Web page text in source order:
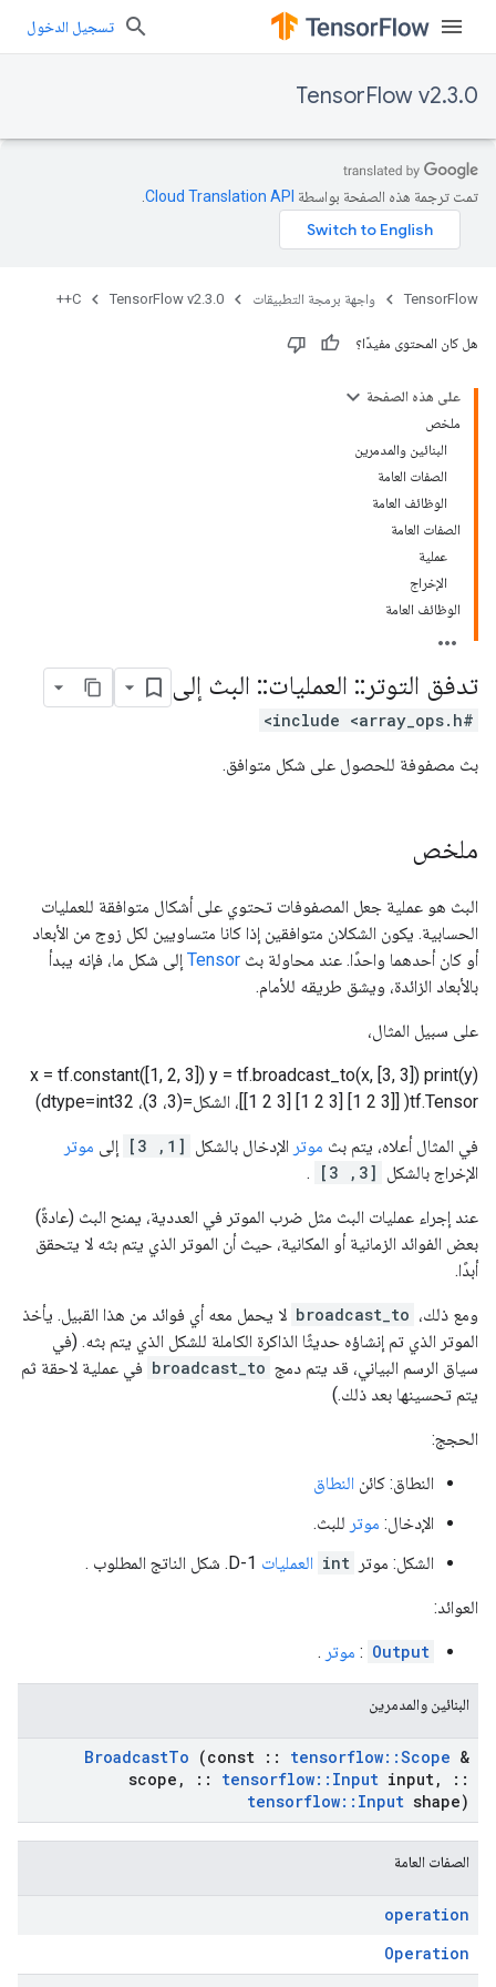
تسجيل الدخول
TensorFlow v2.3.0
تمت ترجمة هذه الصفحة بواسطة Cloud Translation API‏
TensorFlow واجهة برمجة التطبيقات TensorFlow v2.3.0
C++
هل كان المحتوى مفيدًا؟
على هذه الصفحة
ملخص
البنائين والمدمرين
الصفات العامة
الوظائف العامة
الصفات العامة
عملية
الإخراج
الوظائف العامة
تدفق التوتر :: العمليات:: البث إلى
#include <array_ops.h>
بث مصفوفة للحصول على شكل متوافق.
ملخص
البث هو عملية جعل المصفوفات تحتوي على أشكال متوافقة للعمليات
الحسابية. يكون الشكلان متوافقين إذا كانا متساويين لكل زوج من الأبعاد
أو كان أحدهما واحدًا. عند محاولة بث Tensor إلى شكل ما، فإنه يبدأ
بالأبعاد الزائدة، ويشق طريقه للأمام.
على سبيل المثال،
x = tf.constant([1, 2, 3]) y = tf.broadcast_to(x, [3, 3]) print(y)
tf.Tensor( [[1 2 3] [1 2 3] [1 2 3]]، الشكل=(3، 3)، dtype=int32)
في المثال أعلاه، يتم بث موتر الإدخال بالشكل [1, 3] إلى موتر
الإخراج بالشكل [3, 3]
.
عند إجراء عمليات البث مثل ضرب الموتر في العددية، يمنح البث (عادةً)
بعض الفوائد الزمانية أو المكانية، حيث أن الموتر الذي يتم بثه لا يتحقق
أبدًا.
ومع ذلك، broadcast_to لا يحمل معه أي فوائد من هذا القبيل. يأخذ
الموتر الذي تم إنشاؤه حديثًا الذاكرة الكاملة للشكل الذي يتم بثه. (في
سياق الرسم البياني، قد يتم دمج broadcast_to في عملية لاحقة ثم
يتم تحسينها بعد ذلك.)
الحجج:
النطاق: كائن النطاق
الإدخال: موتر للبث.
الشكل: موتر int العمليات
العوائد:
Output
: موتر .
البنائين والمدمرين
BroadcastTo (const :: tensorflow::Scope &
scope , :: tensorflow:: Input input,
::
tensorflow:: Input shape)
الصفات العامة
operation
Operation